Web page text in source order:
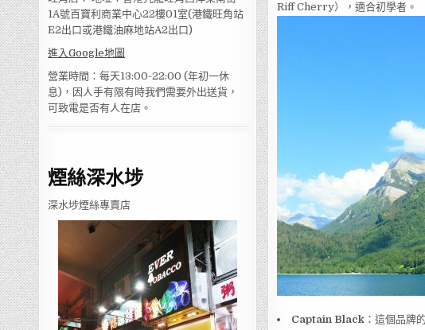
1A號百寶利商業中心22樓01室(港鐵旺角站
E2出口或港鐵油麻地站A2出口)
進入Google地圖
營業時間：每天13:00-22:00 (年初一休
息)，因人手有限有時我們需要外出送貨，
可致電是否有人在店。
煙絲深水埗
深水埗煙絲專賣店
Riff Cherry），適合初學者。
Captain Black：這個品牌